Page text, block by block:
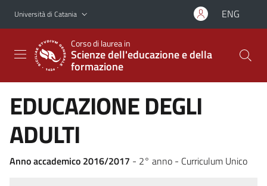
Vai al contenuto principale
Vai al menu di navigazione
Università di Catania ENG
Corso di laurea in
Scienze dell'educazione e della
formazione
EDUCAZIONE DEGLI
ADULTI
Anno accademico 2016/2017 - 2° anno - Curriculum Unico